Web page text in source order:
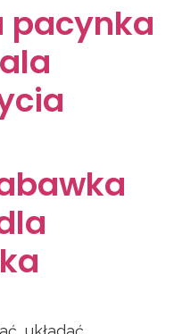
pacynka